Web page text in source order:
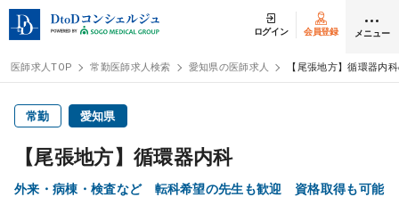
ログイン 会員登録 メニュー
医師求人
医師求人TOP 常勤医師求人検索 愛知県の医師求人 【尾張地方】循環器内
常勤 愛知県
【尾張地方】循環器内科
外来・病棟・検査など 転科希望の先生も歓迎 資格取得も可能